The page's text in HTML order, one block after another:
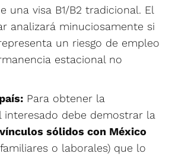
una visa B1/B2 tradicional. El
analizará minuciosamente si
un riesgo de empleo
estacional no
Para obtener la
interesado debe demostrar la
vínculos sólidos con México
o laborales) que lo